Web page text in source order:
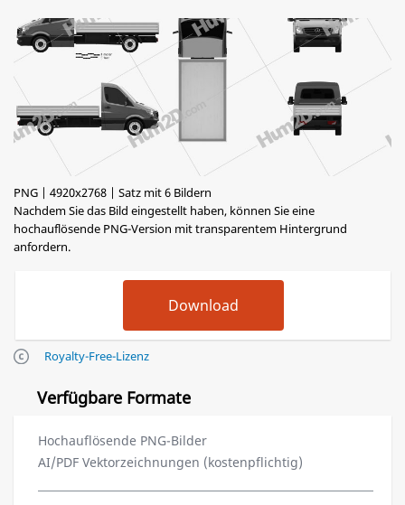
PNG | 4920x2768 | Satz mit 6 Bildern
Nachdem Sie das Bild eingestellt haben, können Sie eine
hochauflösende PNG-Version mit transparentem Hintergrund
anfordern.
Royalty-Free-Lizenz
Verfügbare Formate
Hochauflösende PNG-Bilder
AI/PDF Vektorzeichnungen (kostenpflichtig)